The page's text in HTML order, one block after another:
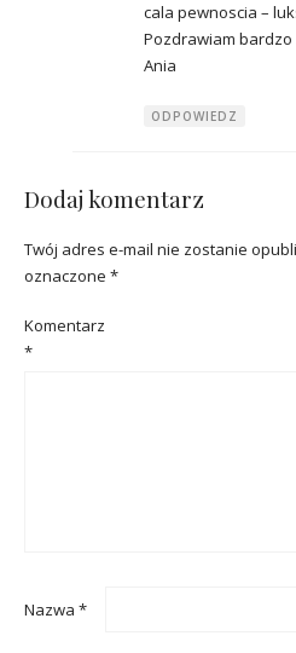
cala pewnoscia –
Pozdrawiam
Ania
ODPOWIEDZ
Dodaj komentarz
Twój adres e-mail nie zostanie
oznaczone *
Komentarz
*
Nazwa *